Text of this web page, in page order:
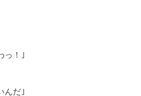
っ！｣
んだ｣